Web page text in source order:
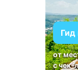
Гид
от
с чек-